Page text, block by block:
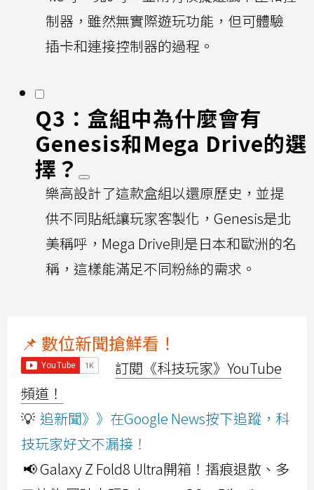
制器，雖然無實際遊玩功能，但可體驗
插卡和連接控制器的過程。
Q3：盒組中為什麼會有
Genesis和Mega Drive的選
擇？
樂高設計了這款盒組以還原歷史，並提
供不同貼紙讓玩家客製化，Genesis是北
美稱呼，Mega Drive則是日本和歐洲的名
稱，這樣能滿足不同粉絲的需求。
📌 數位新聞搶鮮看！
訂閱《科技玩家》YouTube
頻道！
💡 追新聞》》在Google News按下追蹤，科
技玩家好文不漏接！
📢 Galaxy Z Fold8 Ultra開箱！摺痕退散、多